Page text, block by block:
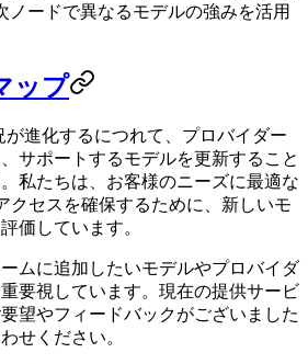
ノードで異なるモデルの強みを活用
ップ
が進化するにつれて、プロバイダー
サポートするモデルを更新すること
私たちは、お客様のニーズに最適な
クセスを確保するために、新しいモ
価しています。
ムに追加したいモデルやプロバイダ
要視しています。現在の提供サービ
望やフィードバックがございました
せください。